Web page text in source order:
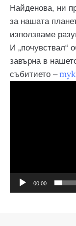
Найденова, ни
за нашата
използваме
И „почувствал“
завърна в
събитието –тук
00:00